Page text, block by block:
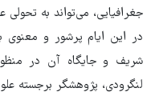
جغرافیایی، می‌تواند به
در این ایام پرشور و معنوی
شریف و جایگاه آن در
لنگرودی، پژوهشگر برجسته